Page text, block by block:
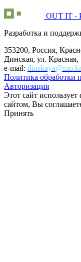
OUT IT -
Разработка и
353200, Россия,
Динская, ул.
e-mail:
Политика обработки
Авторизация
Этот сайт
сайтом, Вы
Принять